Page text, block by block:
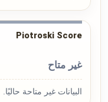
Piotroski Score
غير متاح
البيانات غير متاحة حاليًا.